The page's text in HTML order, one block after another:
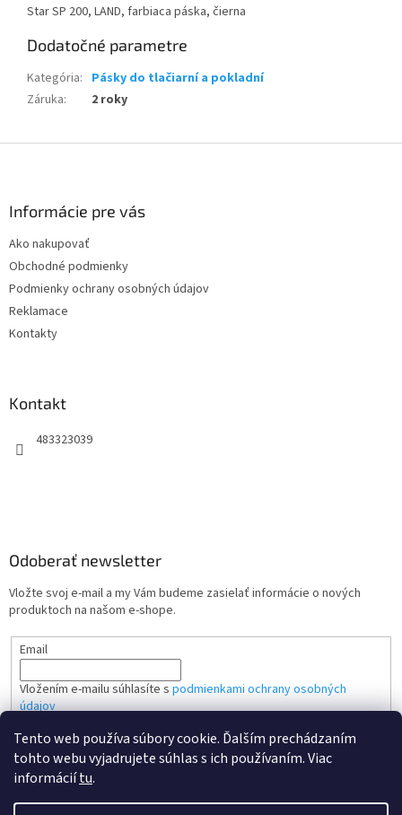
Tento web používa súbory cookie. Ďalším prechádzaním
tohto webu vyjadrujete súhlas s ich používaním. Viac
informáciítu.
Star SP 200, LAND, farbiaca páska, čierna
Dodatočné parametre
Kategória: Pásky do tlačiarní a pokladní
Záruka: 2 roky
Informácie pre vás
Ako nakupovať
Obchodné podmienky
Podmienky ochrany osobných údajov
Reklamace
Kontakty
Kontakt
483323039
Odoberať newsletter
Vložte svoj e-mail a my Vám budeme zasielať informácie o nových
produktoch na našom e-shope.
Email
Vložením e-mailu súhlasíte s podmienkami ochrany osobných
údajov
PRIHLÁSIŤ SA